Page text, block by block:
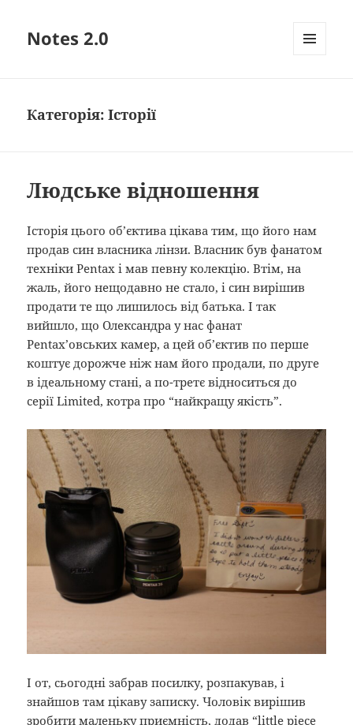
Notes 2.0
Категорія:Історії
Людське відношення
Історія цього об’єктива цікава тим, що його нам
продав син власника лінзи. Власник був фанатом
техніки Pentax і мав певну колекцію. Втім, на
жаль, його нещодавно не стало, і син вирішив
продати те що лишилось від батька. І так
вийшло, що Олександра у нас фанат
Pentax’овських камер, а цей об’єктив по перше
коштує дорожче ніж нам його продали, по друге
в ідеальному стані, а по-третє відноситься до
серії Limited, котра про “найкращу якість”.
І от, сьогодні забрав посилку, розпакував, і
знайшов там цікаву записку. Чоловік вирішив
зробити маленьку приємність, додав “little piece